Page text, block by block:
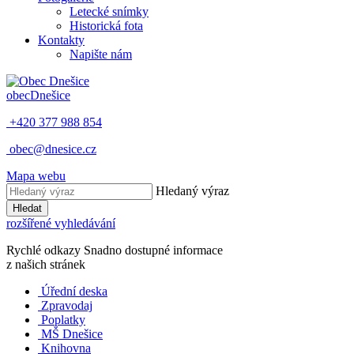
Letecké snímky
Historická fota
Kontakty
Napište nám
obecDnešice
+420 377 988 854
obec@dnesice.cz
Mapa webu
Hledaný výraz
Hledat
rozšířené vyhledávání
Rychlé odkazy Snadno dostupné informace
z našich stránek
Úřední deska
Zpravodaj
Poplatky
MŠ Dnešice
Knihovna